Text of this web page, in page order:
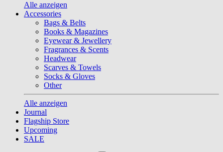
Alle anzeigen
Accessories
Bags & Belts
Books & Magazines
Eyewear & Jewellery
Fragrances & Scents
Headwear
Scarves & Towels
Socks & Gloves
Other
Alle anzeigen
Journal
Flagship Store
Upcoming
SALE